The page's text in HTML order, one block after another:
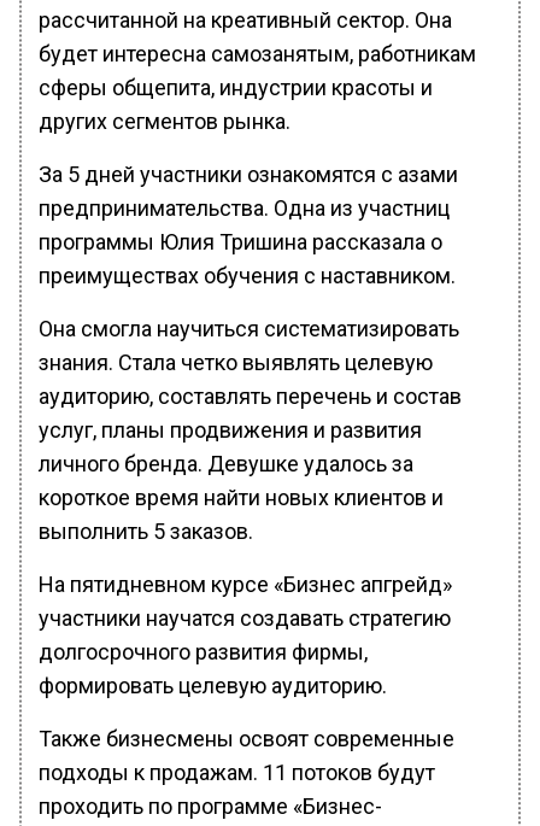
рассчитанной на креативный сектор. Она
будет интересна самозанятым, работникам
сферы общепита, индустрии красоты и
других сегментов рынка.
За 5 дней участники ознакомятся с азами
предпринимательства. Одна из участниц
программы Юлия Тришина рассказала о
преимуществах обучения с наставником.
Она смогла научиться систематизировать
знания. Стала четко выявлять целевую
аудиторию, составлять перечень и состав
услуг, планы продвижения и развития
личного бренда. Девушке удалось за
короткое время найти новых клиентов и
выполнить 5 заказов.
На пятидневном курсе «Бизнес апгрейд»
участники научатся создавать стратегию
долгосрочного развития фирмы,
формировать целевую аудиторию.
Также бизнесмены освоят современные
подходы к продажам. 11 потоков будут
проходить по программе «Бизнес-